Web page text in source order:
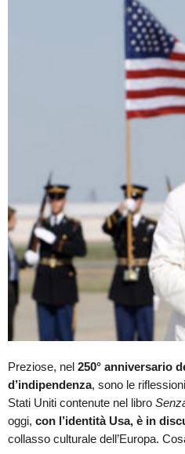
Preziose, nel 250° anniversario
d’indipendenza, sono le
Stati Uniti contenute nel libro
oggi, con l’identità Usa, è in
collasso culturale dell’Europa.